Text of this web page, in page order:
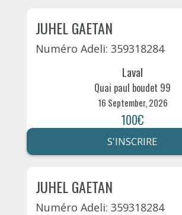
JUHEL GAETAN
Numéro Adeli: 359318284
Laval
Quai paul boudet 99
16 September, 2026
100€
S'INSCRIRE
JUHEL GAETAN
Numéro Adeli: 359318284